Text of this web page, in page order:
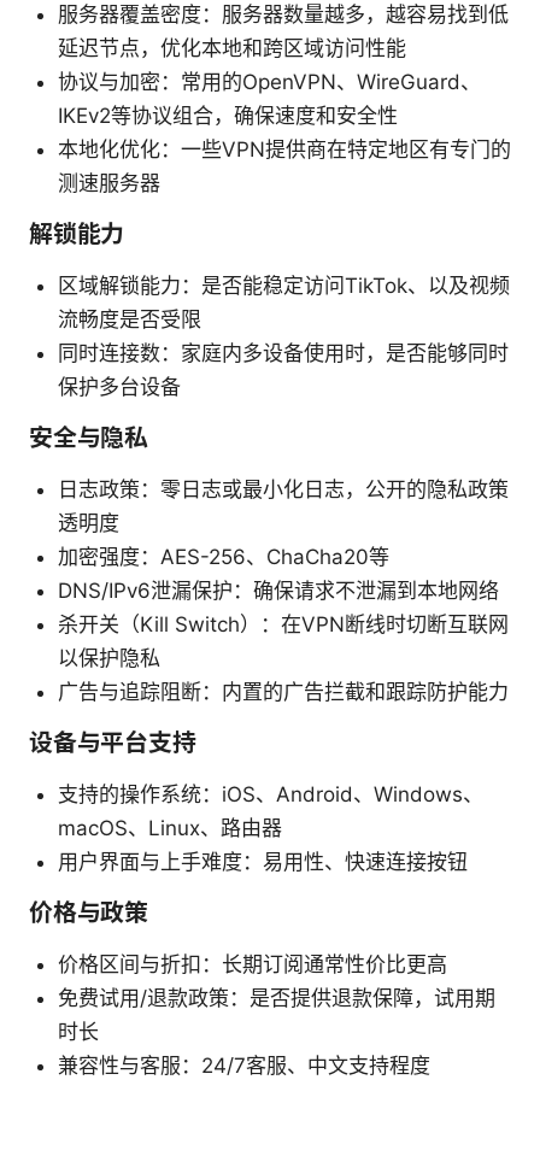
服务器覆盖密度：服务器数量越多，越容易找到低
延迟节点，优化本地和跨区域访问性能
协议与加密：常用的OpenVPN、WireGuard、
IKEv2等协议组合，确保速度和安全性
本地化优化：一些VPN提供商在特定地区有专门的
测速服务器
解锁能力
区域解锁能力：是否能稳定访问TikTok、以及视频
流畅度是否受限
同时连接数：家庭内多设备使用时，是否能够同时
保护多台设备
安全与隐私
日志政策：零日志或最小化日志，公开的隐私政策
透明度
加密强度：AES-256、ChaCha20等
DNS/IPv6泄漏保护：确保请求不泄漏到本地网络
杀开关（Kill Switch）：在VPN断线时切断互联网
以保护隐私
广告与追踪阻断：内置的广告拦截和跟踪防护能力
设备与平台支持
支持的操作系统：iOS、Android、Windows、
macOS、Linux、路由器
用户界面与上手难度：易用性、快速连接按钮
价格与政策
价格区间与折扣：长期订阅通常性价比更高
免费试用/退款政策：是否提供退款保障，试用期
时长
兼容性与客服：24/7客服、中文支持程度